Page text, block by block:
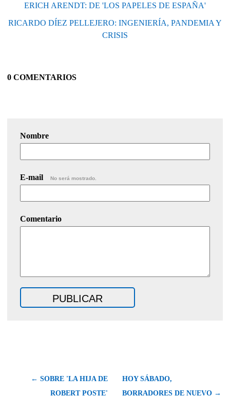
ERICH ARENDT: DE 'LOS PAPELES DE ESPAÑA'
RICARDO DÍEZ PELLEJERO: INGENIERÍA, PANDEMIA Y
CRISIS
0 COMENTARIOS
Nombre
E-mail No será mostrado.
Comentario
← SOBRE 'LA HIJA DE
ROBERT POSTE'
HOY SÁBADO,
BORRADORES DE NUEVO →